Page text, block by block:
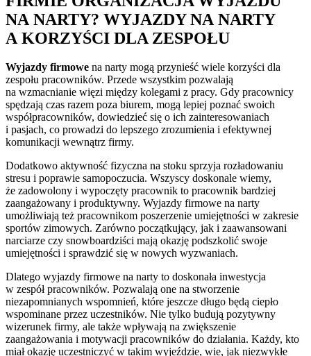
NA NARTY? WYJAZDY NA NARTY
A KORZYŚCI DLA ZESPOŁU
Wyjazdy firmowe na narty mogą przynieść wiele korzyści dla
zespołu pracowników. Przede wszystkim pozwalają
na wzmacnianie więzi między kolegami z pracy. Gdy pracownicy
spędzają czas razem poza biurem, mogą lepiej poznać swoich
współpracowników, dowiedzieć się o ich zainteresowaniach
i pasjach, co prowadzi do lepszego zrozumienia i efektywnej
komunikacji wewnątrz firmy.
Dodatkowo aktywność fizyczna na stoku sprzyja rozładowaniu
stresu i poprawie samopoczucia. Wszyscy doskonale wiemy,
że zadowolony i wypoczęty pracownik to pracownik bardziej
zaangażowany i produktywny. Wyjazdy firmowe na narty
umożliwiają też pracownikom poszerzenie umiejętności w zakresie
sportów zimowych. Zarówno początkujący, jak i zaawansowani
narciarze czy snowboardziści mają okazję podszkolić swoje
umiejętności i sprawdzić się w nowych wyzwaniach.
Dlatego wyjazdy firmowe na narty to doskonała inwestycja
w zespół pracowników. Pozwalają one na stworzenie
niezapomnianych wspomnień, które jeszcze długo będą ciepło
wspominane przez uczestników. Nie tylko budują pozytywny
wizerunek firmy, ale także wpływają na zwiększenie
zaangażowania i motywacji pracowników do działania. Każdy, kto
miał okazję uczestniczyć w takim wyjeździe, wie, jak niezwykłe